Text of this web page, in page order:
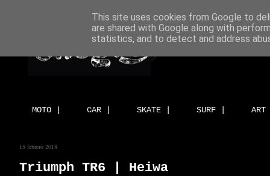
MOTO | CAR | SKATE | SURF |
15 febrero 2018
Triumph TR6 | Heiwa
This site uses cookies from Google to
are shared with Google along with
statistics, and to detect and address